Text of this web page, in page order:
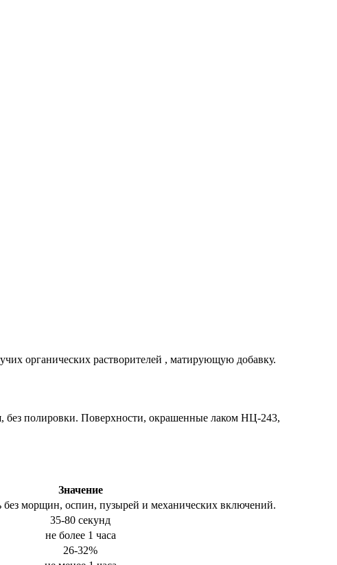
органических растворителей , матирующую добавку.
без полировки. Поверхности, окрашенные лаком НЦ-243,
Значение
без морщин, оспин, пузырей и механических включений.
35-80 секунд
не более 1 часа
26-32%